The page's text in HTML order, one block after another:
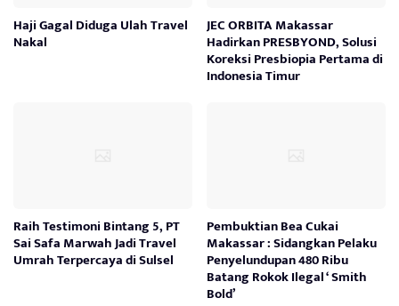
Haji Gagal Diduga Ulah Travel
Nakal
JEC ORBITA Makassar
Hadirkan PRESBYOND, Solusi
Koreksi Presbiopia Pertama di
Indonesia Timur
Raih Testimoni Bintang 5, PT
Sai Safa Marwah Jadi Travel
Umrah Terpercaya di Sulsel
Pembuktian Bea Cukai
Makassar : Sidangkan Pelaku
Penyelundupan 480 Ribu
Batang Rokok Ilegal ‘ Smith
Bold’